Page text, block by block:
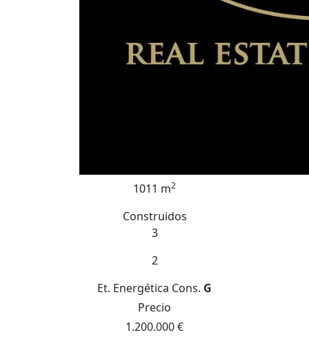
1011 m2
Construidos
3
2
Et. Energética Cons. G
Precio
1.200.000 €